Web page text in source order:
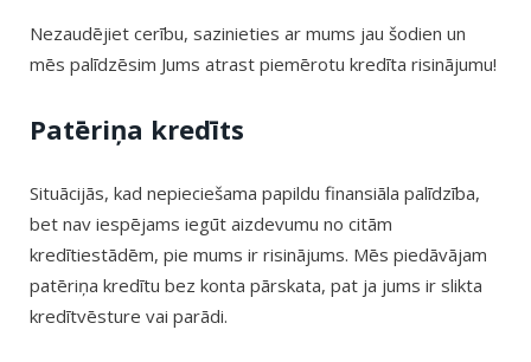
Nezaudējiet cerību, sazinieties ar mums jau šodien un
mēs palīdzēsim Jums atrast piemērotu kredīta risinājumu!
Patēriņa kredīts
Situācijās, kad nepieciešama papildu finansiāla palīdzība,
bet nav iespējams iegūt aizdevumu no citām
kredītiestādēm, pie mums ir risinājums. Mēs piedāvājam
patēriņa kredītu bez konta pārskata, pat ja jums ir slikta
kredītvēsture vai parādi.